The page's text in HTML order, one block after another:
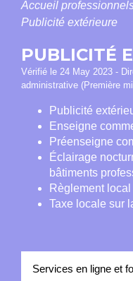
Accueil
Publicité extérieure
PUBLICITÉ
Vérifié le 24 May 2023 -
administrative (Première
Publicité
Enseigne
Préenseigne
Éclairage
bâtiments
Règlement
Taxe locale sur
Services en ligne et